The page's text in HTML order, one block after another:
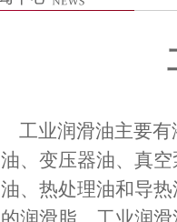
工业润滑油主要有
油、变压器油、真
油、热处理油和导